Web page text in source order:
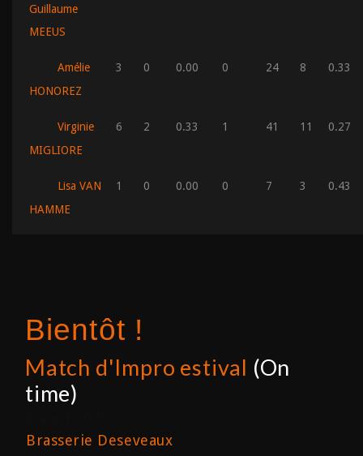
Guillaume
MEEUS
Amélie
HONOREZ
3 0 0.00 0 24 8 0.33
Virginie
MIGLIORE
6 2 0.33 1 41 11 0.27
Lisa VAN
HAMME
1 0 0.00 0 7 3 0.43
Bientôt !
Match d'Impro estival (On
time)
Brasserie Deseveaux